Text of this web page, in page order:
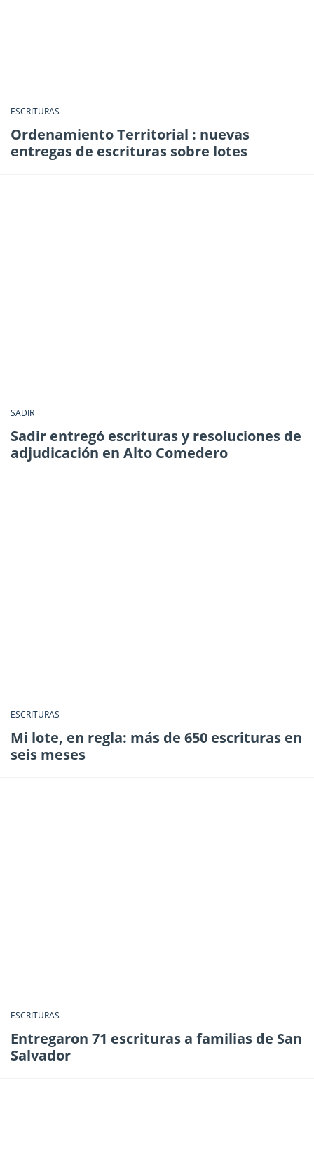
ESCRITURAS
Ordenamiento Territorial : nuevas
entregas de escrituras sobre lotes
SADIR
Sadir entregó escrituras y resoluciones de
adjudicación en Alto Comedero
ESCRITURAS
Mi lote, en regla: más de 650 escrituras en
seis meses
ESCRITURAS
Entregaron 71 escrituras a familias de San
Salvador